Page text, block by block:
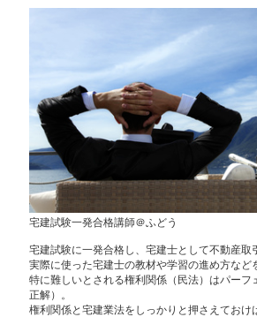
宅建試験一発合格講師＠ふどう
宅建試験に一発合格し、宅建士として不動産取
実際に使った宅建士の教材や学習の進め方など
特に難しいとされる権利関係（民法）はパーフ
正解）。
権利関係と宅建業法をしっかりと押さえておけ